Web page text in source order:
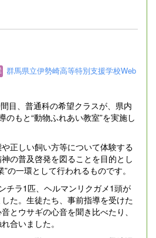
群馬県立伊勢崎高等特別支援学校Web
目、普通科の希望クラスが、県内
のもと“動物ふれあい教室”を実施し
正しい飼い方等について体験する
の普及啓発を図ることを目的とし
の一環として行われるものです。
チラ1匹、ヘルマンリクガメ1頭が
た。生徒たち、事前指導を受けた
とウサギの心音を聞き比べたり、
合いました。